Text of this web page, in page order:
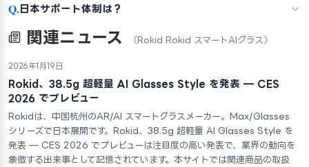
Q.日本サポート体制は？
関連ニュース （Rokid Rokid スマートAIグラス）
2026年1月19日
Rokid、38.5g 超軽量 AI Glasses Style を発表 — CES
2026 でプレビュー
Rokidは、中国杭州のAR/AI スマートグラスメーカー。Max/Glasses
シリーズで日本展開です。Rokid、38.5g 超軽量 AI Glasses Style を
発表 — CES 2026 でプレビューは注目度の高い発表で、業界の動向を
象徴する出来事として記憶されています。本サイトでは関連商品の取扱